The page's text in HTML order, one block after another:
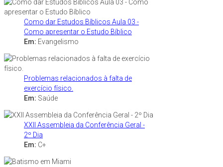
Como dar Estudos Bíblicos Aula 03 -
Como apresentar o Estudo Bíblico
Em: Evangelismo
Problemas relacionados à falta de
exercício físico.
Em: Saúde
XXII Assembleia da Conferência Geral -
2º Dia
Em: C+